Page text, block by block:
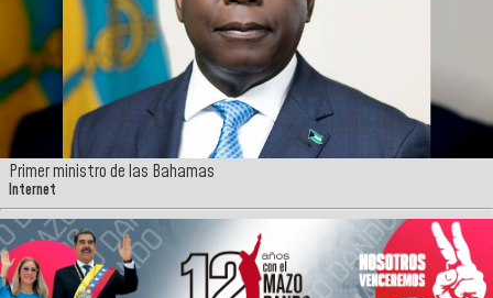
Primer ministro de las Bahamas
Internet